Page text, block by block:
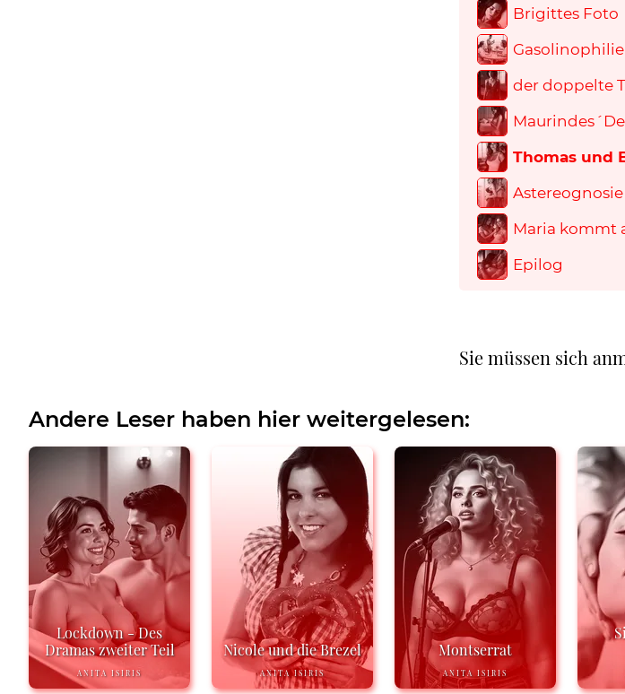
Brigittes Foto
Gasolinophilie
der doppelte
Thomas und
Astereognosie
Maria kommt
Epilog
Sie müssen sich
Andere Leser haben hier weitergelesen:
Lockdown - Des
Dramas zweiter Teil
ANITA ISIRIS
Nicole und die Brezel
ANITA ISIRIS
Montserrat
ANITA ISIRIS